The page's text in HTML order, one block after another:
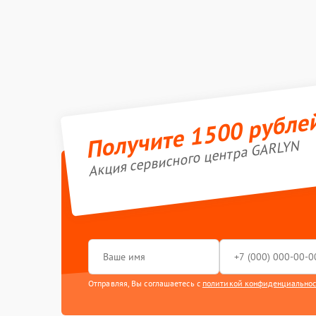
Получите 1500
Акция сервисного центра GARLYN
Отправляя, Вы соглашаетесь с политикой